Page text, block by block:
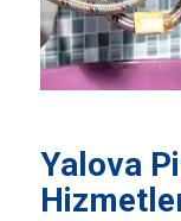
Yalova